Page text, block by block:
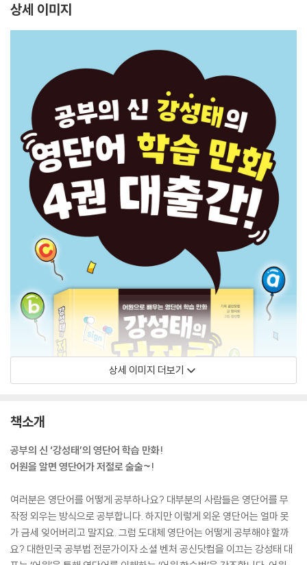
상세 이미지
상세 이미지 더보기
책소개
공부의 신 ‘강성태’의 영단어 학습 만화!
어원을 알면 영단어가 저절로 술술~!
여러분은 영단어를 어떻게 공부하나요? 대부분의 사람들은 영단어를 무
작정 외우는 방식으로 공부합니다. 하지만 이렇게 외운 영단어는 얼마 못
가 금세 잊어버리고 말지요. 그럼 도대체 영단어는 어떻게 공부해야 할까
요? 대한민국 공부법 전문가이자 소셜 벤처 공신닷컴을 이끄는 강성태 대